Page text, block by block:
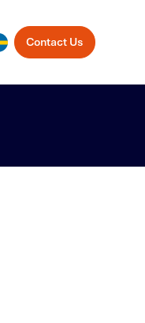
Contact Us